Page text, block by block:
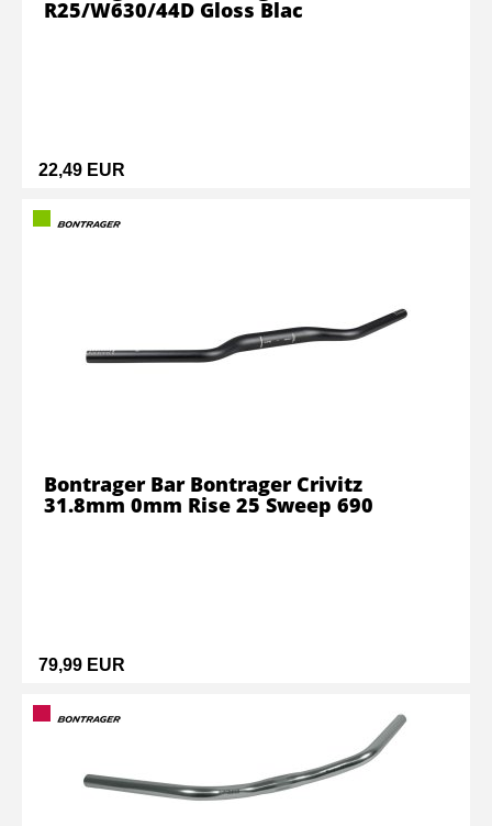
22,49 EUR
R25/W630/44D Gloss Blac
79,99 EUR
Bontrager Bar Bontrager Crivitz
31.8mm 0mm Rise 25 Sweep 690